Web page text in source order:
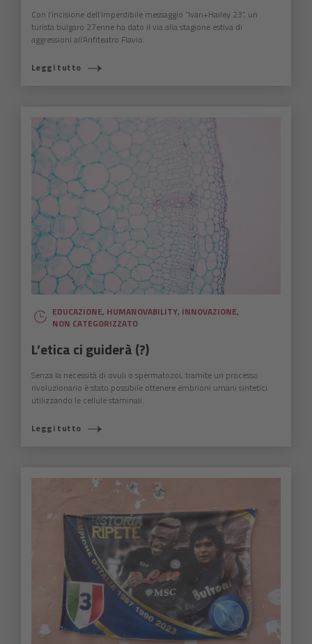
Con l’incisione dell’imperdibile messaggio “Ivan+Hailey 23”, un
turista bulgaro 27enne ha dato il via alla stagione estiva di
aggressioni all’Anfiteatro Flavio.
Leggi tutto
EDUCAZIONE, HUMANOVABILITY, INNOVAZIONE,
NON CATEGORIZZATO
L’etica ci guiderà (?)
Senza la necessità di ovuli o spermatozoi, tramite un processo
rivoluzionario è stato possibile ottenere embrioni umani sintetici
utilizzando le cellule staminali.
Leggi tutto